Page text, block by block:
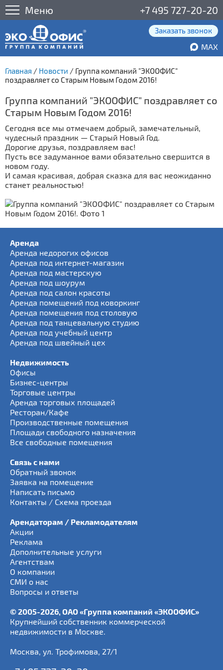
Меню +7 495 727-20-20
Заказать звонок
MAX
Главная / Новости / Группа компаний "ЭКООФИС"
поздравляет со Старым Новым Годом 2016!
Группа компаний "ЭКООФИС" поздравляет со
Старым Новым Годом 2016!
Сегодня все мы отмечаем добрый, замечательный,
чудесный праздник — Старый Новый Год.
Дорогие друзья, поздравляем вас!
Пусть все задуманное вами обязательно свершится в
новом году.
И самая красивая, добрая сказка для вас неожиданно
станет реальностью!
Аренда
Аренда недорогих офисов
Аренда под интернет-магазин
Аренда под мастерскую
Аренда под шоурум
Аренда под салон красоты
Аренда помещений под коворкинг
Аренда помещения под столовую
Аренда под танцевальную студию
Аренда под учебный центр
Аренда под швейный цех
Недвижимость
Офисы
Бизнес-центры
Торговые центры
Аренда торговых площадей
Ресторан/Кафе
Производственные помещения
Площади свободного назначения
Все свободные помещения
Связь с нами
Обратный звонок
Заявка на помещение
Написать письмо
Контакты / Схема проезда
Арендаторам / Рекламодателям
Акции
Реклама
Дополнительные услуги
Агентствам
О компании
СМИ о нас
Вопросы и ответы
© 2005-2026, ОАО «Группа компаний «ЭКООФИС»
Крупнейший собственник коммерческой
недвижимости в Москве.
Москва, ул. Трофимова, 27/1